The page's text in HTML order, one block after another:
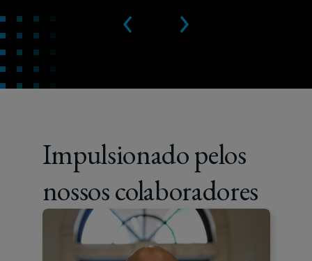
Impulsionado pelos
nossos colaboradores